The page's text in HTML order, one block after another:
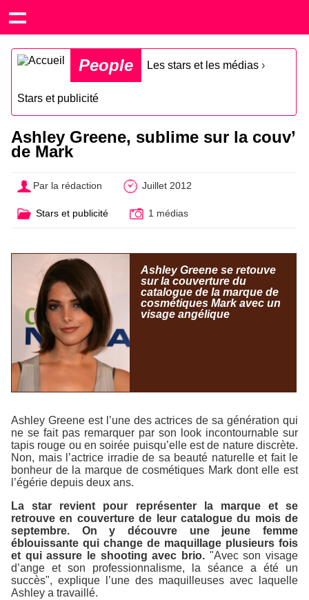
People Les stars et les médias ›
Stars et publicité
Ashley Greene, sublime sur la couv’
de Mark
Par la rédaction Juillet 2012
Stars et publicité 1 médias
Ashley Greene se retouve
sur la couverture du
catalogue de la marque de
cosmétiques Mark avec un
visage angélique
Ashley Greene est l’une des actrices de sa génération qui
ne se fait pas remarquer par son look incontournable sur
tapis rouge ou en soirée puisqu’elle est de nature discrète.
Non, mais l’actrice irradie de sa beauté naturelle et fait le
bonheur de la marque de cosmétiques Mark dont elle est
l’égérie depuis deux ans.
La star revient pour représenter la marque et se
retrouve en couverture de leur catalogue du mois de
septembre. On y découvre une jeune femme
éblouissante qui change de maquillage plusieurs fois
et qui assure le shooting avec brio. "Avec son visage
d’ange et son professionnalisme, la séance a été un
succès", explique l’une des maquilleuses avec laquelle
Ashley a travaillé.